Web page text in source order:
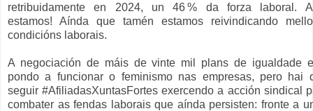
retribuidamente en 2024, un 46 % da forza laboral.
estamos! Aínda que tamén estamos reivindicando
condicións laborais.
A negociación de máis de vinte mil plans de igualdade
pondo a funcionar o feminismo nas empresas, pero hai
seguir #AfiliadasXuntasFortes exercendo a acción sindical
combater as fendas laborais que aínda persisten: fronte a